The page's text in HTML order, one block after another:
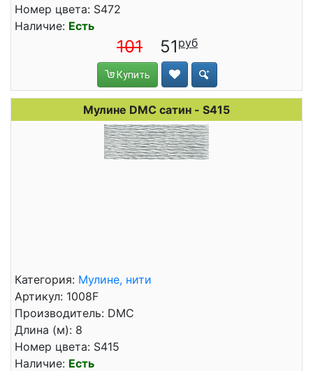
Номер цвета: S472
Наличие: Есть
101 51
Купить
Мулине DMC сатин - S415
Категория: Мулине, нити
Артикул: 1008F
Производитель: DMC
Длина (м): 8
Номер цвета: S415
Наличие: Есть